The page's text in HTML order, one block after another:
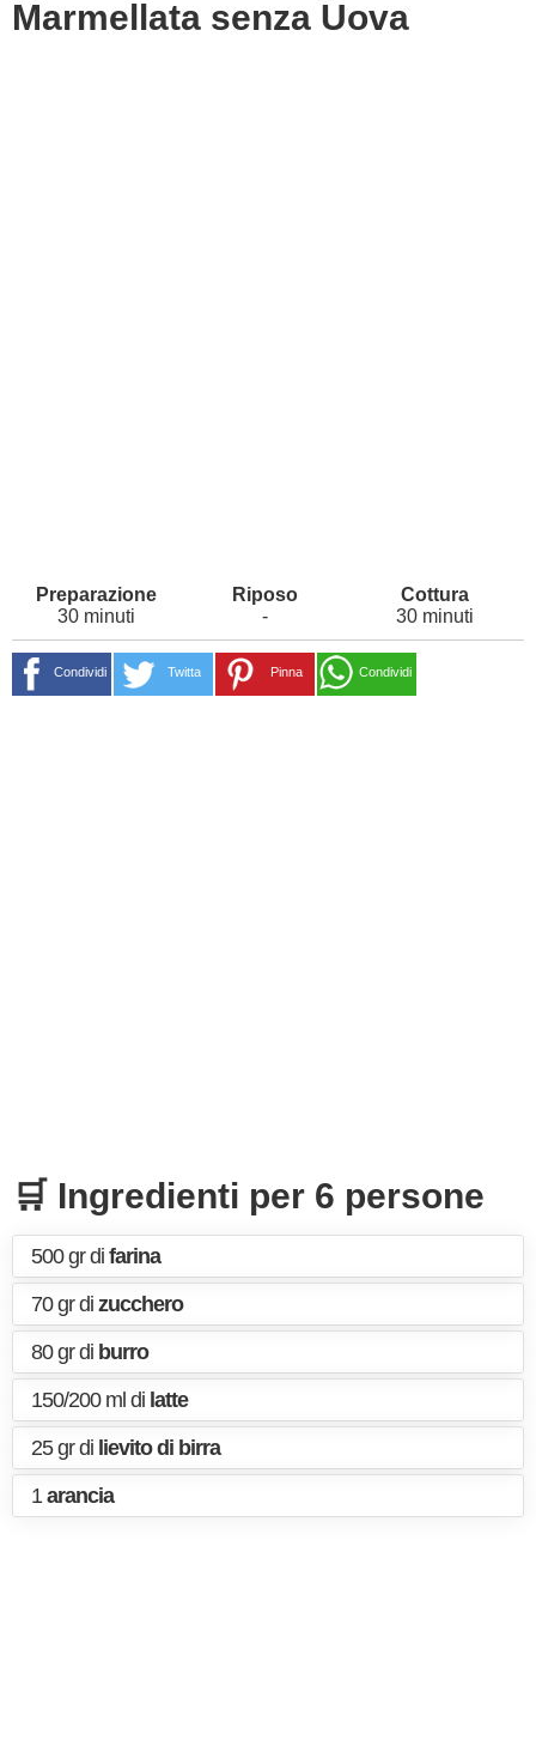
Marmellata senza Uova
30 minuti - 30 minuti
Condividi Twitta Pinna Condividi
🛒 Ingredienti per 6 persone
500 gr di farina
70 gr di zucchero
80 gr di burro
150/200 ml di latte
25 gr di lievito di birra
1arancia